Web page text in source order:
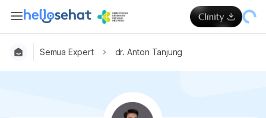
Semua Expert dr. Anton Tanjung